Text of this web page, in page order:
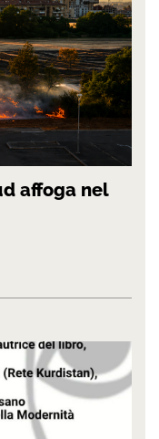
affoga nel